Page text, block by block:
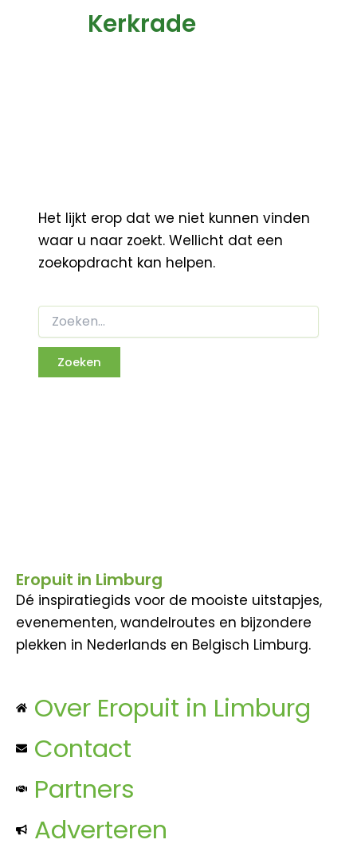
Kerkrade
Het lijkt erop dat we niet kunnen vinden
waar u naar zoekt. Wellicht dat een
zoekopdracht kan helpen.
Eropuit in Limburg
Dé inspiratiegids voor de mooiste uitstapjes,
evenementen, wandelroutes en bijzondere
plekken in Nederlands en Belgisch Limburg.
Over Eropuit in Limburg
Contact
Partners
Adverteren